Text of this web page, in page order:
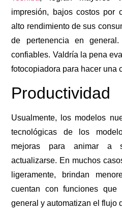
impresión, bajos costos por
alto rendimiento de sus
de pertenencia en
confiables. Valdría la pena
fotocopiadora para hacer una
Productividad
Usualmente, los modelos
tecnológicas de los
mejoras para animar a
actualizarse. En muchos
ligeramente, brindan
cuentan con funciones que
general y automatizan el flujo